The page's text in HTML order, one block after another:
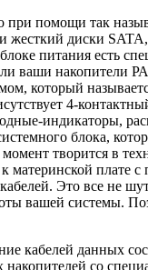
при помощи так
жесткий диски SATA,
питания есть
ваши накопители
который
4-
индикаторы,
блока,
творится в
материнской плате
Это все не
вашей системы.
кабелей данных
со